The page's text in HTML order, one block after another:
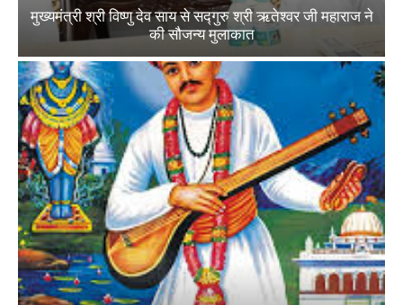
मुख्यमंत्री श्री विष्णु देव साय से सद्गुरु श्री ऋतेश्वर जी महाराज ने
की सौजन्य मुलाकात